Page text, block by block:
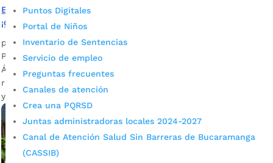
Puntos Digitales
Portal de Niños
Inventario de Sentencias
Servicio de empleo
Preguntas frecuentes
Canales de atención
Crea una PQRSD
Juntas administradoras locales 2024-2027
Canal de Atención Salud Sin Barreras de Bucaramanga
(CASSIB)
El barrio Portal de Los Ángeles estrena parque
¡Conózcalo!
por Mónica María Farfán Sanabria
Por años, la comunidad del barrio Portal de Los
Ángeles soñó con un mejor espacio para el deporte, la
recreación y la integración comunitaria. Hoy es una realidad
y aquí les mostramos cómo quedó.